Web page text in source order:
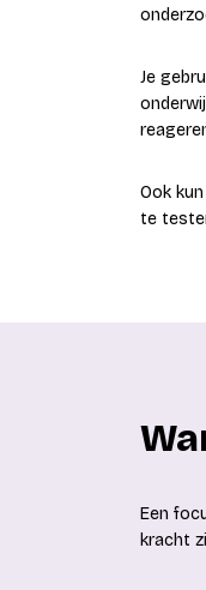
Je
Ook
te
Een
kracht